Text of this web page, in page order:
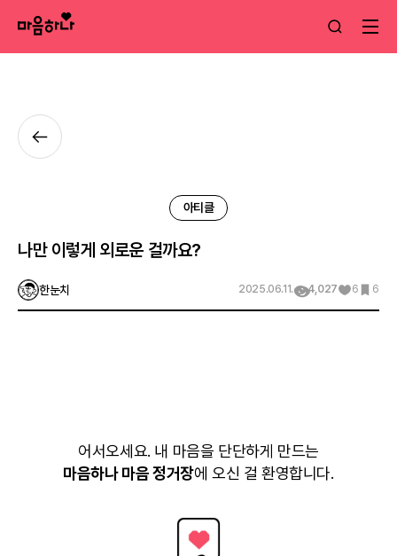
아티클
나만 이렇게 외로운 걸까요?
한눈치 2025.06.11. 4,027 6 6
어서오세요. 내 마음을 단단하게 만드는
마음하나 마음 정거장에 오신 걸 환영합니다.